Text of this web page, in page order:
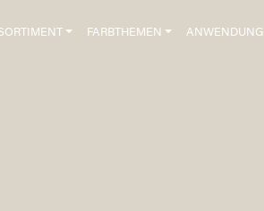
FARBTHEMEN ANWENDUNG